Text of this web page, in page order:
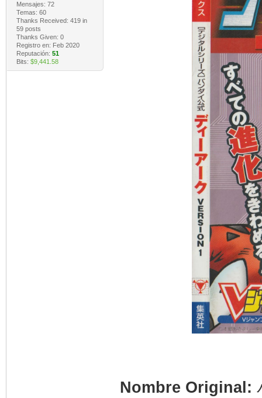
Mensajes: 72
Temas: 60
Thanks Received: 419in
59 posts
Thanks Given: 0
Registro en: Feb 2020
Reputación: 51
Bits: $9,441.58
Nombre Original: